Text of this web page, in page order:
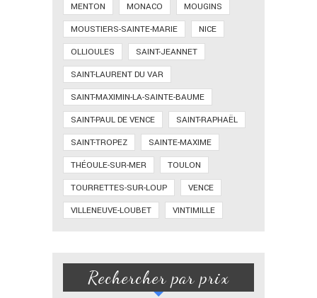
MENTON
MONACO
MOUGINS
MOUSTIERS-SAINTE-MARIE
NICE
OLLIOULES
SAINT-JEANNET
SAINT-LAURENT DU VAR
SAINT-MAXIMIN-LA-SAINTE-BAUME
SAINT-PAUL DE VENCE
SAINT-RAPHAËL
SAINT-TROPEZ
SAINTE-MAXIME
THÉOULE-SUR-MER
TOULON
TOURRETTES-SUR-LOUP
VENCE
VILLENEUVE-LOUBET
VINTIMILLE
Rechercher par prix